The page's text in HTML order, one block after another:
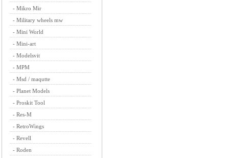
- Mikro Mir
- Military wheels mw
- Mini World
- Mini-art
- Modelsvit
- MPM
- Msd / maqutte
- Planet Models
- Proskit Tool
- Res-M
- RetroWings
- Revell
- Roden